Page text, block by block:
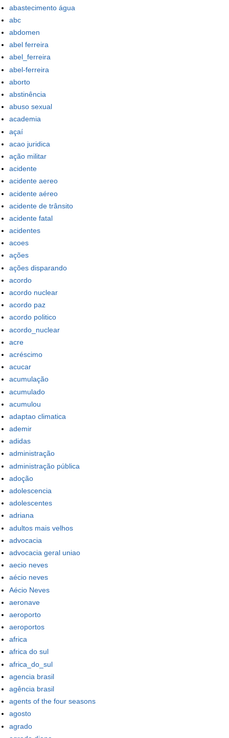
abastecimento água
abc
abdomen
abel ferreira
abel_ferreira
abel-ferreira
aborto
abstinência
abuso sexual
academia
açaí
acao juridica
ação militar
acidente
acidente aereo
acidente aéreo
acidente de trânsito
acidente fatal
acidentes
acoes
ações
ações disparando
acordo
acordo nuclear
acordo paz
acordo politico
acordo_nuclear
acre
acréscimo
acucar
acumulação
acumulado
acumulou
adaptao climatica
ademir
adidas
administração
administração pública
adoção
adolescencia
adolescentes
adriana
adultos mais velhos
advocacia
advocacia geral uniao
aecio neves
aécio neves
Aécio Neves
aeronave
aeroporto
aeroportos
africa
africa do sul
africa_do_sul
agencia brasil
agência brasil
agents of the four seasons
agosto
agrado